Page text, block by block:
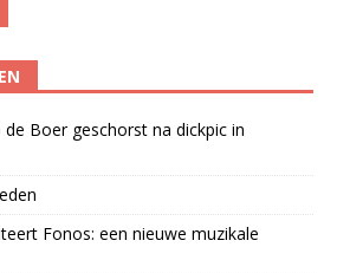
Boer geschorst na dickpic in
Fonos: een nieuwe muzikale